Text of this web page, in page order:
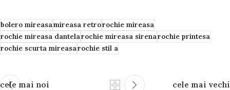
bolero mireasamireasa retrorochie mireasa
rochie mireasa dantelarochie mireasa sirenarochie printesa
rochie scurta mireasarochie stil a
cele mai noi cele mai vechi